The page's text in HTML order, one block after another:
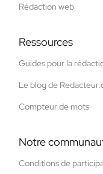
Rédaction web
Ressources
Guides pour la
Le blog de
Compteur de mots
Notre
Conditions de